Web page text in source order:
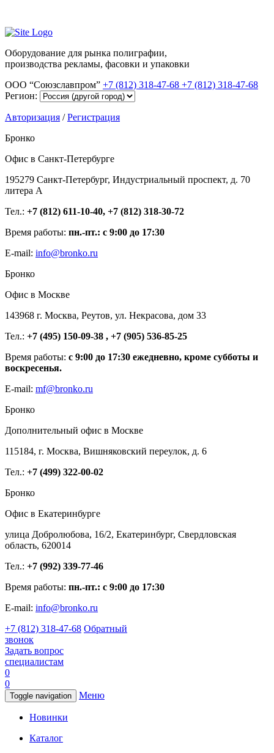
Оборудование для рынка полиграфии,
производства рекламы, фасовки и упаковки
ООО “Союзславпром” +7 (812) 318-47-68 +7 (812) 318-47-68
Регион:
Авторизация /Регистрация
Бронко
Офис в Санкт-Петербурге
195279 Санкт-Петербург, Индустриальный проспект, д. 70
литера А
Тел.: +7 (812) 611-10-40, +7 (812) 318-30-72
Время работы: пн.-пт.: с 9:00 до 17:30
E-mail: info@bronko.ru
Бронко
Офис в Москве
143968 г. Москва, Реутов, ул. Некрасова, дом 33
Тел.: +7 (495) 150-09-38 , +7 (905) 536-85-25
Время работы: с 9:00 до 17:30 ежедневно, кроме субботы и
воскресенья.
E-mail: mf@bronko.ru
Бронко
Дополнительный офис в Москве
115184, г. Москва, Вишняковский переулок, д. 6
Тел.: +7 (499) 322-00-02
Бронко
Офис в Екатеринбурге
улица Добролюбова, 16/2, Екатеринбург, Свердловская
область, 620014
Тел.: +7 (992) 339-77-46
Время работы: пн.-пт.: с 9:00 до 17:30
E-mail: info@bronko.ru
+7 (812) 318-47-68 Обратный
звонок
Задать вопрос
специалистам
0
0
Toggle navigation Меню
Новинки
Каталог